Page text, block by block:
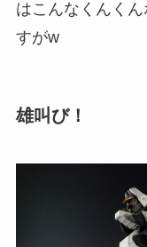
はこんなくんく
すがw
雄叫び！